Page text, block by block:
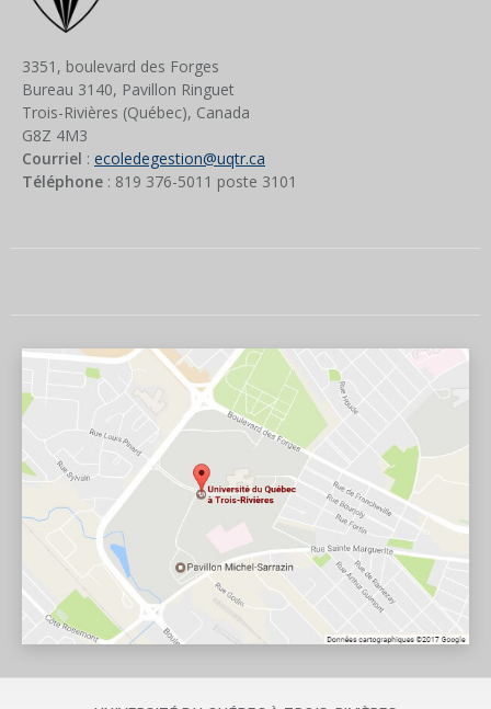
3351, boulevard des Forges
Bureau 3140, Pavillon Ringuet
Trois-Rivières (Québec), Canada
G8Z 4M3
Courriel : ecoledegestion@uqtr.ca
Téléphone : 819 376-5011 poste 3101